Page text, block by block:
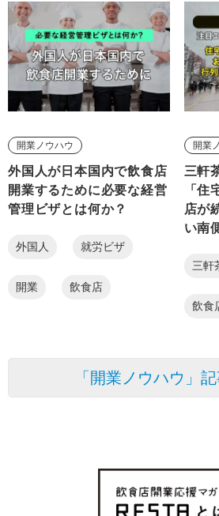
開業ノウハウ
外国人が日本国内で飲食店
開業するために必要な経営
管理ビザとは何か？
外国人 就労ビザ
開業 飲食店
開業
三軒
「住
店が
い南
三軒
飲食
「開業ノウハウ」